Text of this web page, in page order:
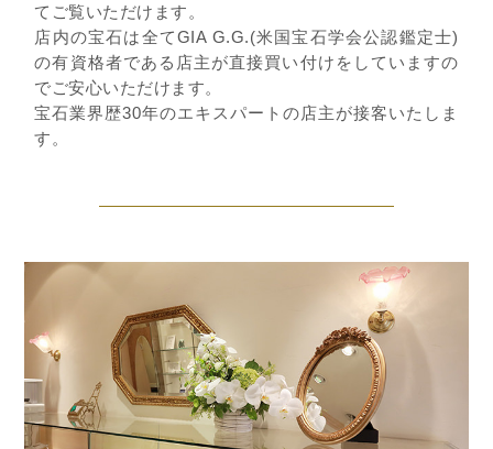
てご覧いただけます。
店内の宝石は全てGIA G.G.(米国宝石学会公認鑑定士)
の有資格者である店主が直接買い付けをしていますの
でご安心いただけます。
宝石業界歴30年のエキスパートの店主が接客いたしま
す。